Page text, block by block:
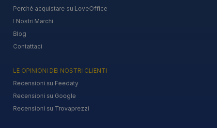
Perché acquistare su LoveOffice
I Nostri Marchi
Blog
Contattaci
LE OPINIONI DEI NOSTRI CLIENTI
Recensioni su Feedaty
Recensioni su Google
Recensioni su Trovaprezzi